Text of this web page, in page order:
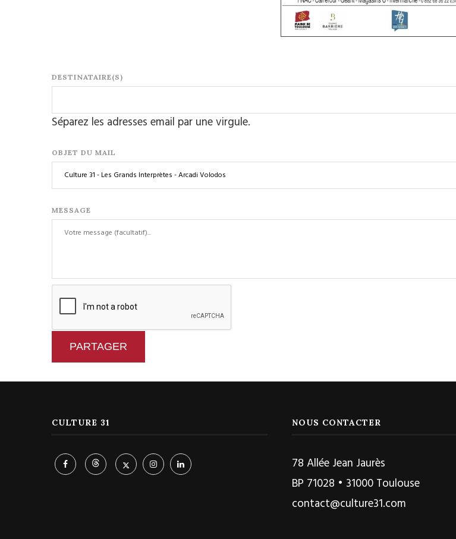
DESTINATAIRE(S)
Séparez les adresses email par une virgule.
OBJET DU MAIL
MESSAGE
PARTAGER
CULTURE 31 NOUS CONTACTER
78 Allée Jean Jaurès
BP 71028 • 31000 Toulouse
contact@culture31.com